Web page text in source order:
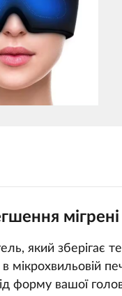
який зберігає
мікрохвильовій
форму вашої